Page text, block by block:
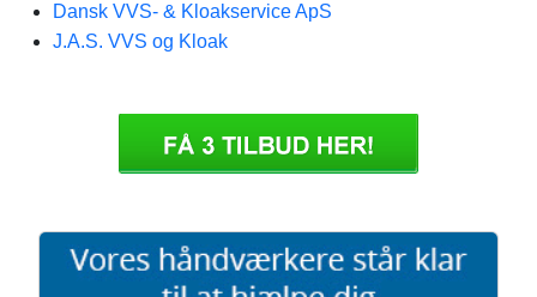
Dansk VVS- & Kloakservice ApS
J.A.S. VVS og Kloak